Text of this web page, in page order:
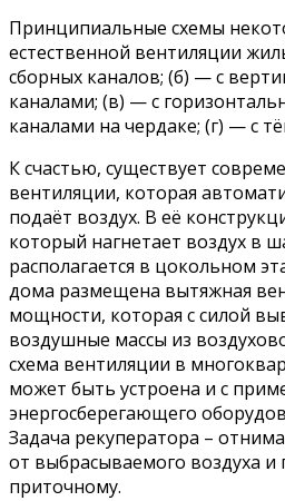
Принципиальные схемы
естественной вентиляции
сборных каналов; (б) — с
каналами; (в) — с
каналами на чердаке; (г) — с
К счастью, существует
вентиляции, которая
подаёт воздух. В её
который нагнетает воздух в
располагается в цокольном
дома размещена вытяжная
мощности, которая с силой
воздушные массы из
схема вентиляции в
может быть устроена и с
энергосберегающего
Задача рекуператора –
от выбрасываемого воздуха и
приточному.